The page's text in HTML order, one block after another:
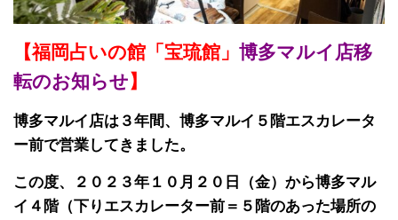
【福岡占いの館「宝琉館」 博多マルイ店移
転のお知らせ】
博多マルイ店は３年間、博多マルイ５階エスカレータ
ー前で営業してきました。
この度、
２０２３年１０月２０日（金）から博多マル
イ４階（下りエスカレーター前＝５階のあった場所の